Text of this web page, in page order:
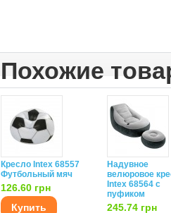
Похожие
Кресло Intex 68557
Футбольный мяч
126.60 грн
Купить
Надувное
велюровое
Intex 68564 с
пуфиком
245.74 грн